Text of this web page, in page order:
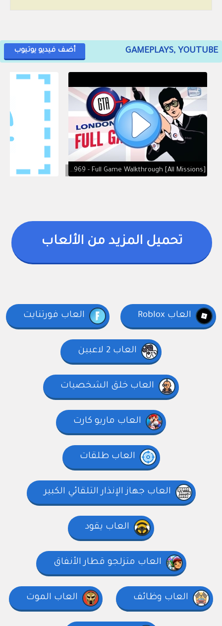
GAMEPLAYS, YOUTUBE أضف فيديو يوتيوب
GTA London 1969 - Full Game Walkthrough [All Missions]
تحميل المزيد من الألعاب
العاب Roblox العاب فورتنايت
العاب 2 لاعبين
العاب خلق الشخصيات
العاب ماريو كارت
العاب طلقات
العاب جهاز الإنذار التلقائي الكبير
العاب يقود
العاب متزلجو قطار الأنفاق
العاب وظائف العاب الموت